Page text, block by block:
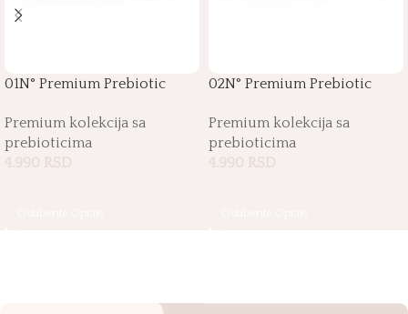
01N° Premium Prebiotic
Premium kolekcija sa
prebioticima
4.990 RSD
02N° Premium Prebiotic
Premium kolekcija sa
prebioticima
4.990 RSD